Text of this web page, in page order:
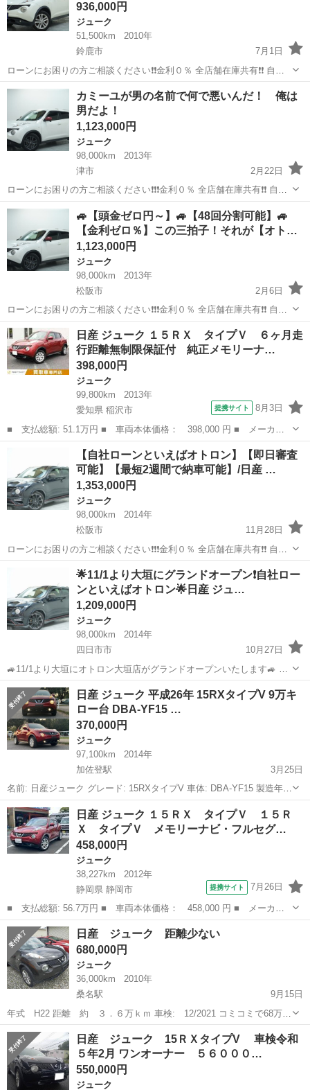
936,000円
ジューク
51,500km
2010年
鈴鹿市
7月1日
ローンにお困りの方ご相談ください❗️❗️金利０％ 全店舗在庫共有❗️❗️ 自社
ローン最大手❗️ ・勤続年数の短い方🆗 ・自営業をされている方🆗 ・専
業主婦をされている方🆗 ・自己破産・任意整理のご経験のある方🆗 ・
三重 鈴鹿市 ローン
カミーユが男の名前で何で悪いんだ！ 俺は
男だよ！
1,123,000円
ジューク
98,000km
2013年
津市
2月22日
ローンにお困りの方ご相談ください❗️❗️❗️金利０％ 全店舗在庫共有❗️❗️ 自社
ローン最大手❗️ ・勤続年数の短い方🆗 ・自営業をされている方🆗 ・専
業主婦をされている方🆗 ・自己破産・任意整理のご経験のある方🆗 ...
三重 津市 ジューク ローン
🚙【頭金ゼロ円～】🚙【48回分割可能】🚙
【金利ゼロ％】この三拍子！それが【オト…
1,123,000円
ジューク
98,000km
2013年
松阪市
2月6日
ローンにお困りの方ご相談ください❗️❗️❗️金利０％ 全店舗在庫共有❗️❗️ 自社
ローン最大手❗️ ・勤続年数の短い方🆗 ・自営業をされている方🆗 ・専
業主婦をされている方🆗 ・自己破産・任意整理のご経験のある方🆗 ...
三重 松阪市 ジューク
日産 ジューク １５ＲＸ タイプＶ ６ヶ月走
行距離無制限保証付 純正メモリーナ…
398,000円
ジューク
99,800km
2013年
愛知県 稲沢市
提携サイト 8月3日
■ 支払総額: 51.1万円 ■ 車両本体価格： 398,000 円 ■ メーカー
名： 日産 ■ 車種名： ジューク ■ グレード名： １５ＲＸ タ
イプＶ ６ヶ月走行距離無制限保証付 純正メモリーナビ フルセグ
ＴＶ スマー...
ジューク
【自社ローンといえばオトロン】【即日審査
可能】【最短2週間で納車可能】/日産 …
1,353,000円
ジューク
98,000km
2014年
松阪市
11月28日
ローンにお困りの方ご相談ください❗️❗️❗️金利０％ 全店舗在庫共有❗️❗️ 自社
ローン最大手❗️ ・勤続年数の短い方🆗 ・自営業をされている方🆗 ・専
業主婦をされている方🆗 ・自己破産・任意整理のご経験のある方🆗 ...
松阪市 ジューク NISMO
🌟11/1より大垣にグランドオープン❗️自社ロー
ンといえばオトロン🌟日産 ジュ…
1,209,000円
ジューク
98,000km
2014年
四日市市
10月27日
🚙11/1より大垣にオトロン大垣店がグランドオープンいたします🚙 🌟
大垣店約200台の大量在庫車両が即ご覧いただけます❗️🌟 今回は日産 ジ
ューク ＮＩＳＭＯを紹介します🎶 合言葉は、 『🌟⭐️✨誰でも...
三重 四日市市 NISMO
日産 ジューク 平成26年 15RXタイプV 9万キ
ロー台 DBA-YF15 …
370,000円
ジューク
97,100km
2014年
加佐登駅
3月25日
名前: 日産ジューク グレード: 15RXタイプV 車体: DBA-YF15 製造年:
平成26年/2月 走行距離 : 97000キロー 色: ワイン エンジン排気量 :
1500CC シフト: オートマ 燃料タイプ: ガソリ...
三重 鈴鹿市 加佐登駅 車両
日産 ジューク １５ＲＸ タイプＶ １５Ｒ
Ｘ タイプＶ メモリーナビ・フルセグ…
458,000円
ジューク
38,227km
2012年
静岡県 静岡市
提携サイト 7月26日
■ 支払総額: 56.7万円 ■ 車両本体価格： 458,000 円 ■ メーカー
名： 日産 ■ 車種名： ジューク ■ グレード名： １５ＲＸ タ
イプＶ １５ＲＸ タイプＶ メモリーナビ・フルセグＴＶ・ＣＤ・
ＡＭ／ＦＭチ...
静岡 静岡市 ジューク
日産 ジューク 距離少ない
680,000円
ジューク
36,000km
2010年
桑名駅
9月15日
年式 H22 距離 約 ３．６万ｋｍ 車検: 12/2021 コミコミで68万円
名義変更相談必要 気になり方、ご連絡ください よろしくおねがいしま
す
三重 桑名市 桑名駅 ジューク 距離
日産 ジューク 15ＲＸタイプV 車検令和
５年2月 ワンオーナー ５６０００…
550,000円
ジューク